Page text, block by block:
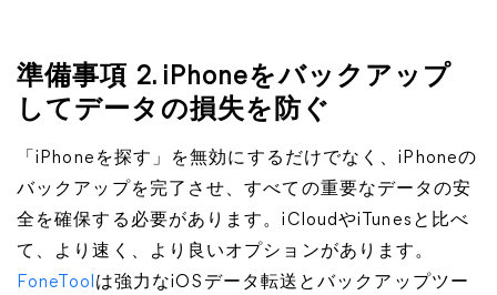
準備事項 2. iPhoneをバックアップ
してデータの損失を防ぐ
「iPhoneを探す」を無効にするだけでなく、iPhoneの
バックアップを完了させ、すべての重要なデータの安
全を確保する必要があります。iCloudやiTunesと比べ
て、より速く、より良いオプションがあります。
FoneTool は強力なiOSデータ転送とバックアップツー